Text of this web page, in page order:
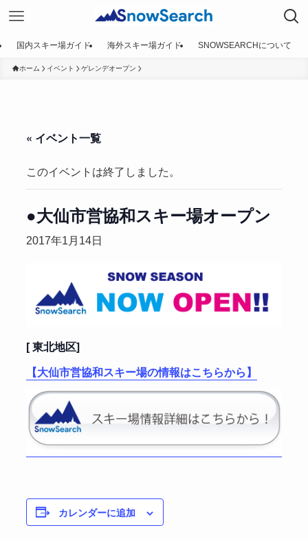
国内スキー場ガイド 海外スキー場ガイド SNOWSEARCHについて
ホーム イベント ゲレンデオープン
« イベント一覧
このイベントは終了しました。
●大仙市営協和スキー場オープン
2017年1月14日
[ 東北地区]
【大仙市営協和スキー場の情報はこちらから】
カレンダーに追加